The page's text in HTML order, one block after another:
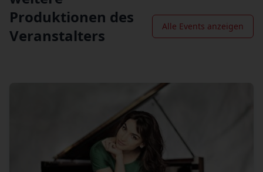
Produktionen des
Veranstalters
Alle Events anzeigen